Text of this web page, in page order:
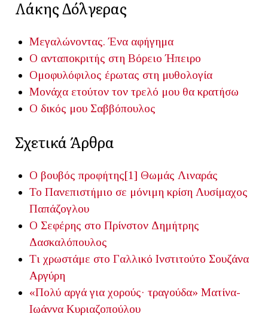
Λάκης Δόλγερας
Μεγαλώνοντας. Ένα αφήγημα
Ο ανταποκριτής στη Βόρειο Ήπειρο
Ομοφυλόφιλος έρωτας στη μυθολογία
Μονάχα ετούτον τον τρελό μου θα κρατήσω
Ο δικός μου Σαββόπουλος
Σχετικά Άρθρα
O βουβός προφήτης[1] Θωμάς Λιναράς
Το Πανεπιστήμιο σε μόνιμη κρίση Λυσίμαχος
Παπάζογλου
Ο Σεφέρης στο Πρίνστον Δημήτρης
Δασκαλόπουλος
Tι χρωστάμε στο Γαλλικό Ινστιτούτο Σουζάνα
Αργύρη
«Πολύ αργά για χορούς· τραγούδα» Ματίνα-
Ιωάννα Κυριαζοπούλου